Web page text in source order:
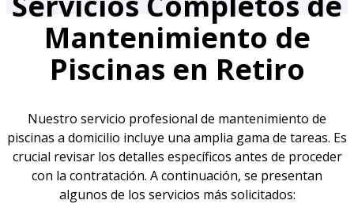
Mantenimiento de
Piscinas en Retiro
Nuestro servicio profesional de mantenimiento de
piscinas a domicilio incluye una amplia gama de tareas. Es
crucial revisar los detalles específicos antes de proceder
con la contratación. A continuación, se presentan
algunos de los servicios más solicitados: